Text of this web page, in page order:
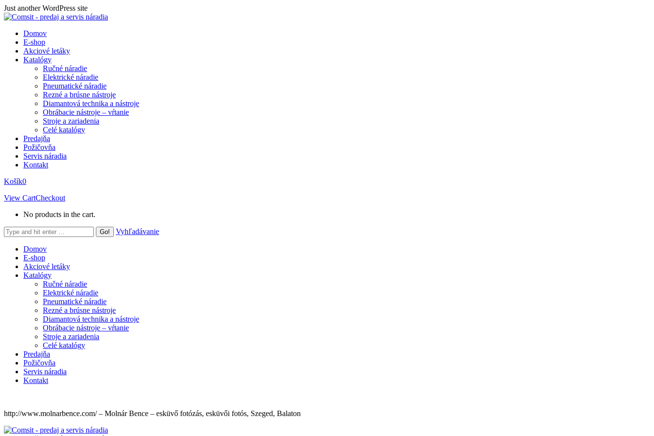
Skip
to
Just another WordPress site
Domov
E-shop
Akciové letáky
Katalógy
Ručné náradie
Elektrické náradie
Pneumatické náradie
Rezné a brúsne nástroje
Diamantová technika a nástroje
Obrábacie nástroje – vŕtanie
Stroje a zariadenia
Celé katalógy
Predajňa
Požičovňa
Servis náradia
Kontakt
Košík0
View CartCheckout
No products in the cart.
Search:
Vyhľadávanie
Domov
E-shop
Akciové letáky
Katalógy
Ručné náradie
Elektrické náradie
Pneumatické náradie
Rezné a brúsne nástroje
Diamantová technika a nástroje
Obrábacie nástroje – vŕtanie
Stroje a zariadenia
Celé katalógy
Predajňa
Požičovňa
Servis náradia
Kontakt
http://www.molnarbence.com/ – Molnár Bence – esküvő fotózás, esküvői fotós, Szeged, Balaton